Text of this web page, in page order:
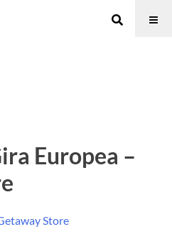
Europea –
Store